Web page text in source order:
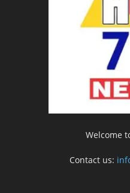
Welcome
Contact us: